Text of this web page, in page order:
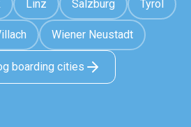
Linz Salzburg Tyrol
Wiener Neustadt
boarding cities